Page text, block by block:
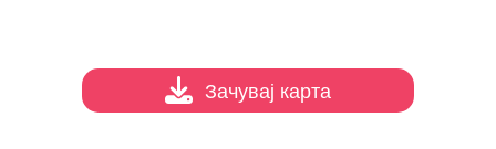
Зачувај карта